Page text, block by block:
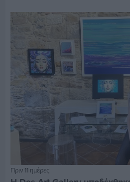
Πριν 11 ημέρες